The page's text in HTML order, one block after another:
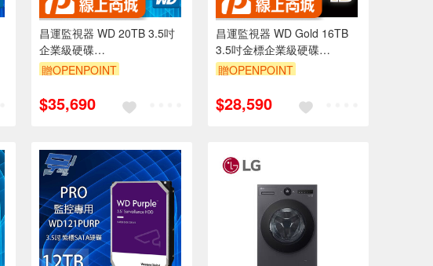
昌運監視器 WD 20TB 3.5吋
企業級硬碟
(WUH722020BLE6L4)
贈OPENPOINT
$35,690
昌運監視器 WD Gold 16TB
3.5吋金標企業級硬碟
(WD161KRYZ)
贈OPENPOINT
$28,590